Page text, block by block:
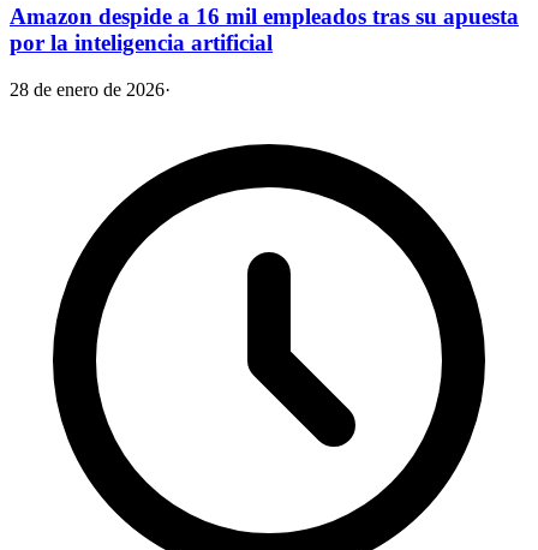
Amazon despide a 16 mil empleados tras su apuesta
por la inteligencia artificial
28 de enero de 2026·